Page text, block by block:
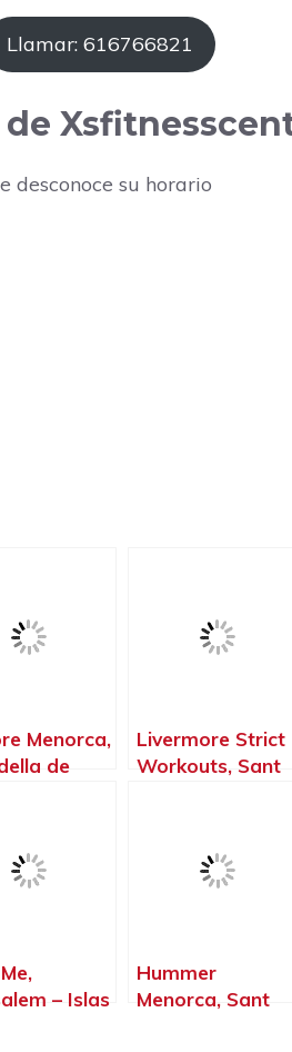
Llamar: 616766821
desconoce su horario
Menorca,
de
Livermore Strict
Workouts, Sant
– Islas
Hummer
Menorca, Sant